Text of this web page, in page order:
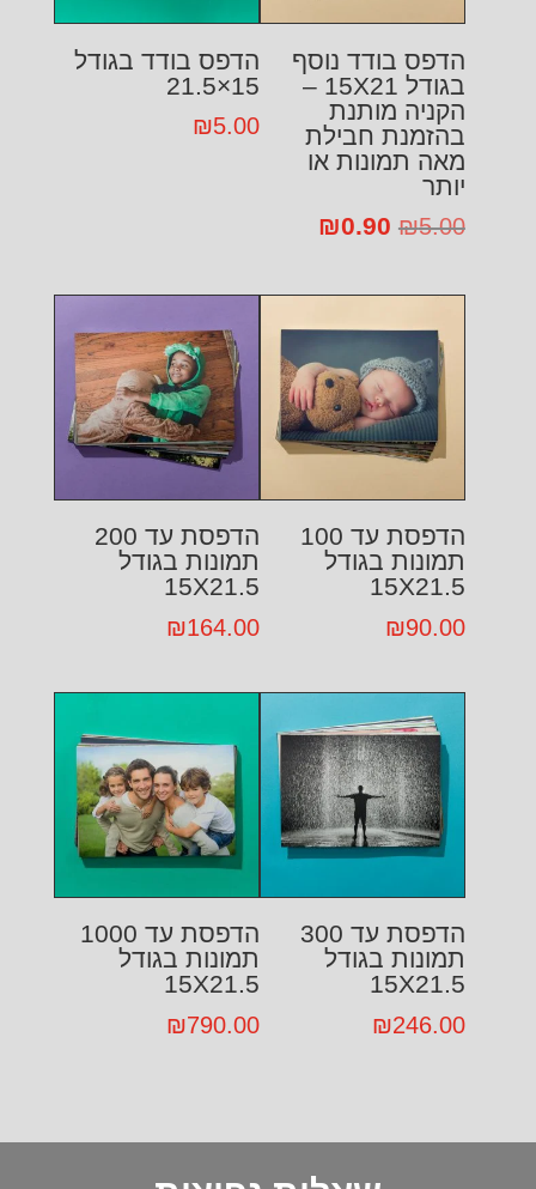
הדפס בודד נוסף
בגודל 15X21 –
הקניה מותנת
בהזמנת חבילת
מאה תמונות או
יותר
₪5.00
המחיר
₪0.90
הדפס בודד בגודל
15×21.5
₪5.00
הדפסת עד 100
תמונות בגודל
15X21.5
₪90.00
הדפסת עד 200
תמונות בגודל
15X21.5
₪164.00
הדפסת עד 300
תמונות בגודל
15X21.5
₪246.00
הדפסת עד 1000
תמונות בגודל
15X21.5
₪790.00